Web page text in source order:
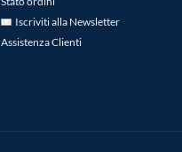
Iscriviti alla Newsletter
Assistenza Clienti